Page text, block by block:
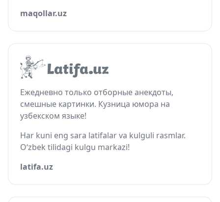
maqollar.uz
Ежедневно только отборные анекдоты,
смешные картинки. Кузница юмора на
узбекском языке!
Har kuni eng sara latifalar va kulguli rasmlar.
O‘zbek tilidagi kulgu markazi!
latifa.uz